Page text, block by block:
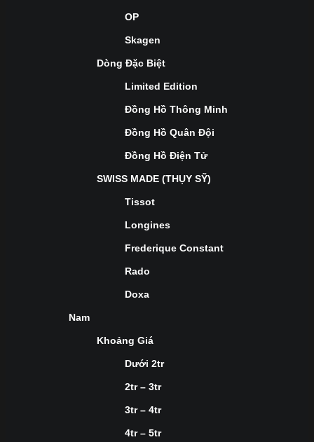
OP
Skagen
Dòng Đặc Biệt
Limited Edition
Đồng Hồ Thông Minh
Đồng Hồ Quân Đội
Đồng Hồ Điện Tử
SWISS MADE (THỤY SỸ)
Tissot
Longines
Frederique Constant
Rado
Doxa
Nam
Khoảng Giá
Dưới 2tr
2tr – 3tr
3tr – 4tr
4tr – 5tr